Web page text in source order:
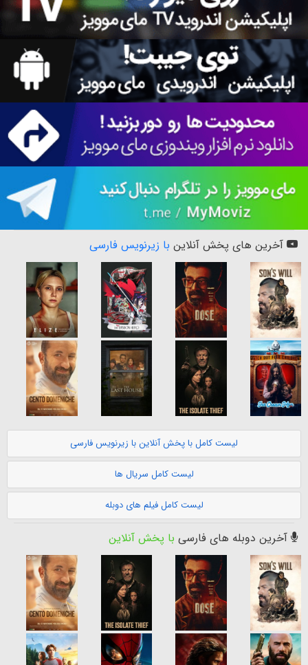
آخرین های پخش آنلاین با زیرنویس فارسی
لیست کامل با پخش آنلاین با زیرنویس فارسی
لیست کامل سریال ها
لیست کامل فیلم های دوبله
آخرین دوبله های فارسی با پخش آنلاین